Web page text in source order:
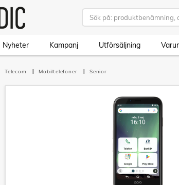
Nyheter Kampanj Utförsäljning
Telecom Mobiltelefoner Senior